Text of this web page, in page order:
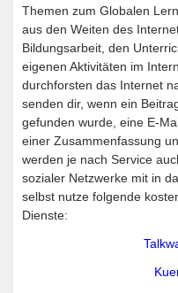
Themen zum Globalen
aus den Weiten des
Bildungsarbeit, den
eigenen Aktivitäten im
durchforsten das Internet
senden dir, wenn ein
gefunden wurde, eine E-
einer Zusammenfassung
werden je nach Service
sozialer Netzwerke mit in
selbst nutze folgende
Dienste: